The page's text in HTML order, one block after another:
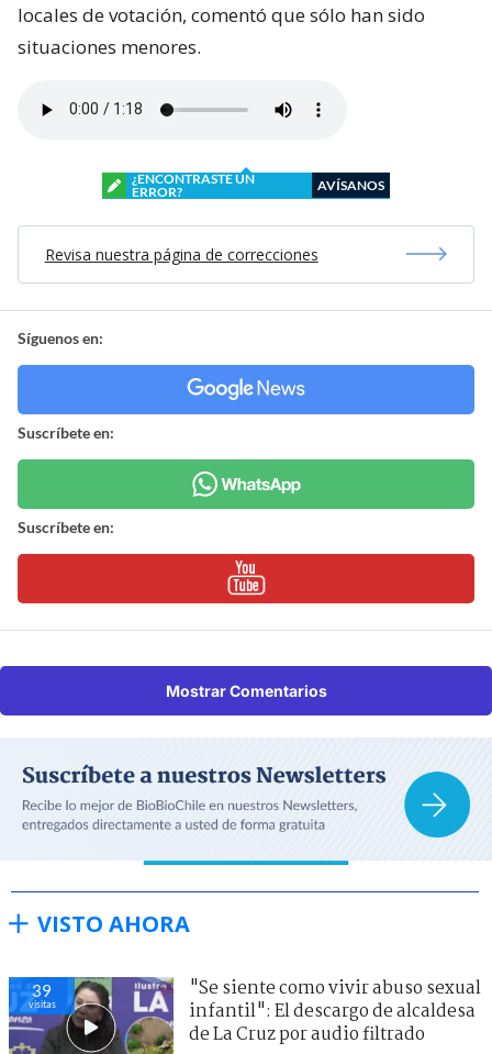
locales de votación, comentó que sólo han sido
situaciones menores.
¿ENCONTRASTE UN
ERROR?
AVÍSANOS
Revisa nuestra página de correcciones
Síguenos en:
Suscríbete en:
Suscríbete en:
Mostrar Comentarios
VISTO AHORA
39
visitas
"Se siente como vivir abuso sexual
infantil": El descargo de alcaldesa
de La Cruz por audio filtrado